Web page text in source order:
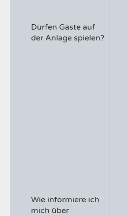
Dürfen Gäste auf
der Anlage spielen?
Wie informiere ich
mich über